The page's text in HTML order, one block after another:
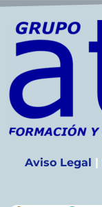
Aviso Legal |